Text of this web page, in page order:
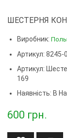
ШЕСТЕРНЯ
Виробник:
Артикул:
Артикул:
169
Наявність: В
600 грн.